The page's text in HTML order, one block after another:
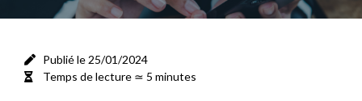
Publié le 25/01/2024
Temps de lecture ≃ 5 minutes